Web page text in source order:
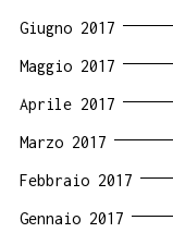
Giugno 2017
Maggio 2017
Aprile 2017
Marzo 2017
Febbraio 2017
Gennaio 2017